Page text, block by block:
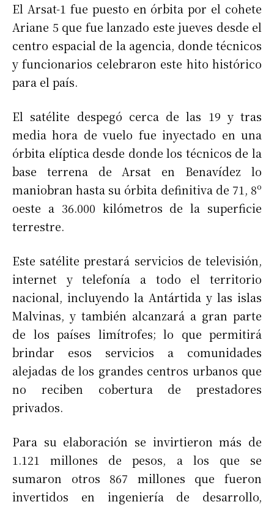
El Arsat-1 fue puesto en órbita por el cohete
Ariane 5 que fue lanzado este jueves desde el
centro espacial de la agencia, donde técnicos
y funcionarios celebraron este hito histórico
para el país.
El satélite despegó cerca de las 19 y tras
media hora de vuelo fue inyectado en una
órbita elíptica desde donde los técnicos de la
base terrena de Arsat en Benavídez lo
maniobran hasta su órbita definitiva de 71, 8º
oeste a 36.000 kilómetros de la superficie
terrestre.
Este satélite prestará servicios de televisión,
internet y telefonía a todo el territorio
nacional, incluyendo la Antártida y las islas
Malvinas, y también alcanzará a gran parte
de los países limítrofes; lo que permitirá
brindar esos servicios a comunidades
alejadas de los grandes centros urbanos que
no reciben cobertura de prestadores
privados.
Para su elaboración se invirtieron más de
1.121 millones de pesos, a los que se
sumaron otros 867 millones que fueron
invertidos en ingeniería de desarrollo,